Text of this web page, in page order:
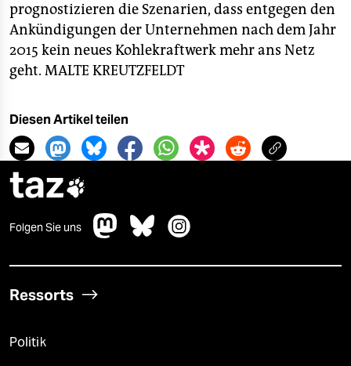
prognostizieren die Szenarien, dass entgegen den
Ankündigungen der Unternehmen nach dem Jahr
2015 kein neues Kohlekraftwerk mehr ans Netz
geht. MALTE KREUTZFELDT
Diesen Artikel teilen
taz
Folgen Sie uns
Ressorts
Politik